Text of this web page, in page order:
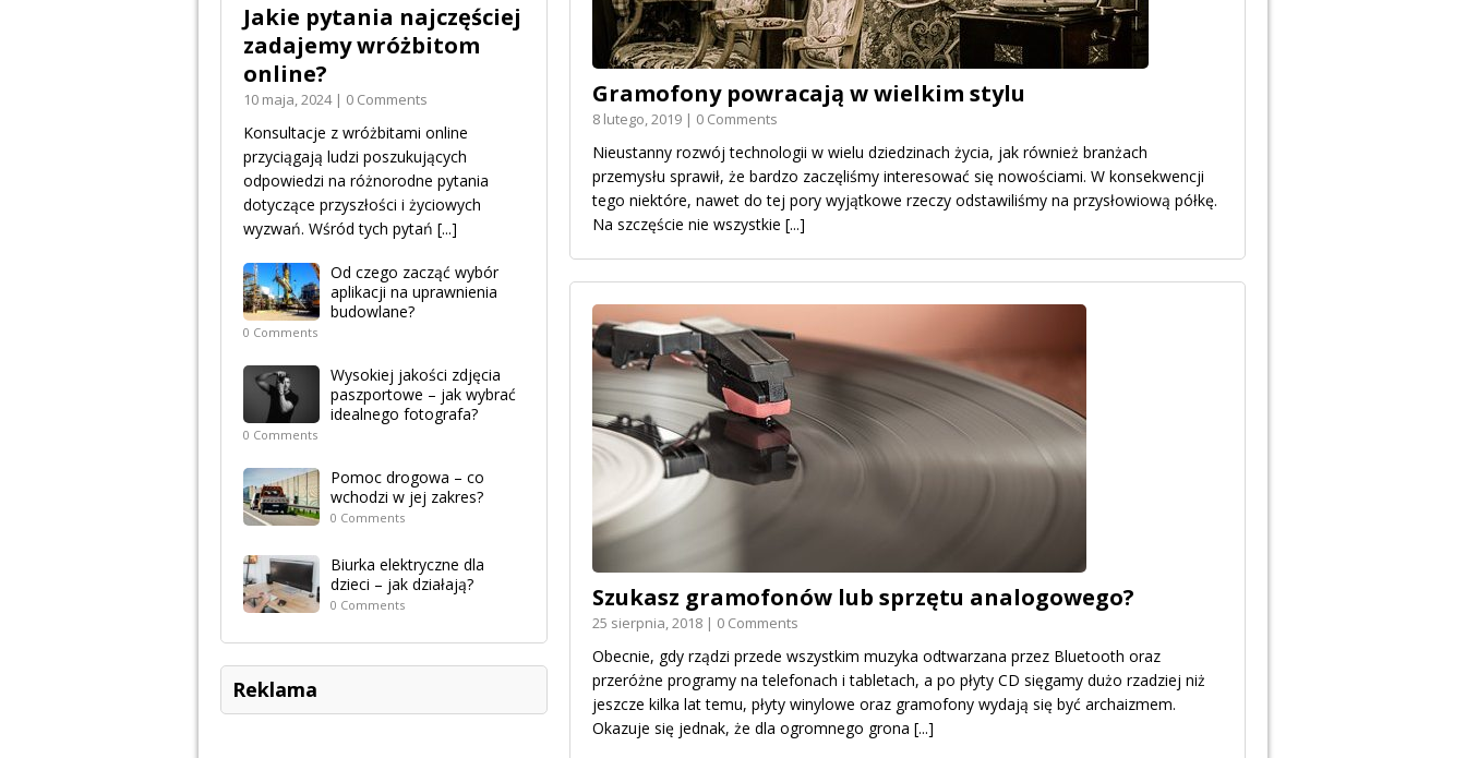
Gramofony powracają w wielkim stylu
8 lutego, 2019 | 0 Comments
Nieustanny rozwój technologii w wielu dziedzinach życia, jak również branżach
przemysłu sprawił, że bardzo zaczęliśmy interesować się nowościami. W konsekwencji
tego niektóre, nawet do tej pory wyjątkowe rzeczy odstawiliśmy na przysłowiową półkę.
Na szczęście nie wszystkie [...]
Szukasz gramofonów lub sprzętu analogowego?
25 sierpnia, 2018 | 0 Comments
Obecnie, gdy rządzi przede wszystkim muzyka odtwarzana przez Bluetooth oraz
przeróżne programy na telefonach i tabletach, a po płyty CD sięgamy dużo rzadziej niż
jeszcze kilka lat temu, płyty winylowe oraz gramofony wydają się być archaizmem.
Okazuje się jednak, że dla ogromnego grona [...]
Jakie pytania najczęściej
zadajemy wróżbitom
online?
10 maja, 2024 | 0 Comments
Konsultacje z wróżbitami online
przyciągają ludzi poszukujących
odpowiedzi na różnorodne pytania
dotyczące przyszłości i życiowych
wyzwań. Wśród tych pytań [...]
Od czego zacząć wybór
aplikacji na uprawnienia
budowlane?
0 Comments
Wysokiej jakości zdjęcia
paszportowe – jak wybrać
idealnego fotografa?
0 Comments
Pomoc drogowa – co
wchodzi w jej zakres?
0 Comments
Biurka elektryczne dla
dzieci – jak działają?
0 Comments
Reklama